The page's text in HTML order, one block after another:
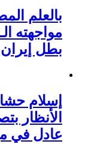
بالعلم
بطل إيران
إسلام
الأنظار
عادل في